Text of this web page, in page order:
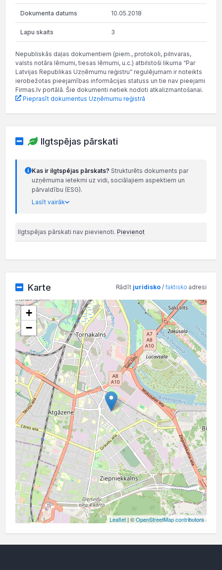
10.05.2018
3
Nepubliskās daļas dokumentiem (piem., protokoli, pilnvaras,
valsts notāra lēmumi, tiesas lēmumi, u.c.) atbilstoši likuma “Par
Latvijas Republikas Uzņēmumu reģistru” regulējumam ir noteikts
ierobežotas pieejamības informācijas statuss un tie nav pieejami
Firmas.lv portālā. Šie dokumenti netiek nodoti atkalizmantošanai.
Pieprasīt dokumentus Uzņēmumu reģistrā
Ilgtspējas pārskati
Kas ir ilgtspējas pārskats? Strukturēts dokuments par
uzņēmuma ietekmi uz vidi, sociālajiem aspektiem un
pārvaldību (ESG).
Lasīt vairāk
Ilgtspējas pārskati nav pievienoti. Pievienot
Karte Rādīt juridisko /faktisko adresi
+
−
Leaflet | ©OpenStreetMap contributors